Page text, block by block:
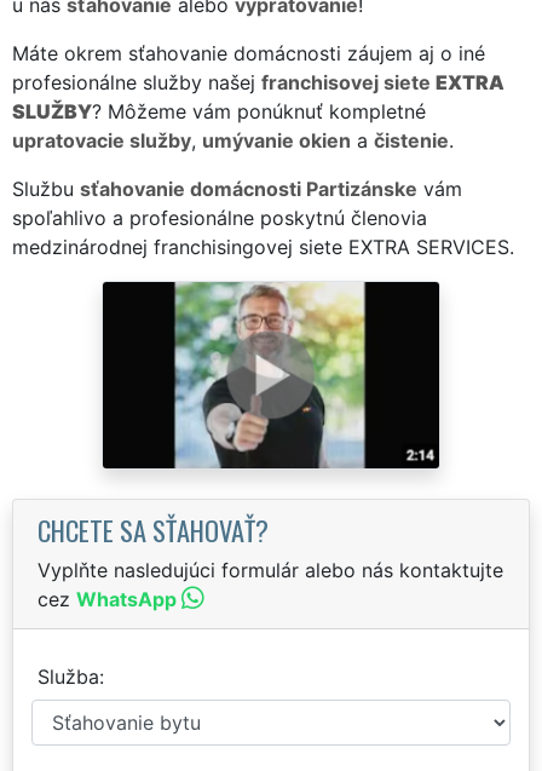
Máte okrem sťahovanie domácnosti záujem aj o iné
profesionálne služby našej franchisovej siete EXTRA
SLUŽBY? Môžeme vám ponúknuť kompletné
upratovacie služby, umývanie okien a čistenie.
Službu sťahovanie domácnosti Partizánske vám
spoľahlivo a profesionálne poskytnú členovia
medzinárodnej franchisingovej siete EXTRA SERVICES.
CHCETE SA SŤAHOVAŤ?
Vyplňte nasledujúci formulár alebo nás kontaktujte
cez WhatsApp
Služba